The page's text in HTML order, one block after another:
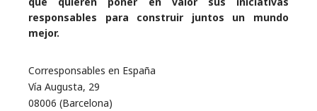
responsables para construir juntos un mundo
mejor.
Corresponsables en España
Vía Augusta, 29
08006 (Barcelona)